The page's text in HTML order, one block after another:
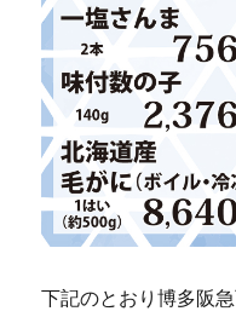
下記のとおり博多阪